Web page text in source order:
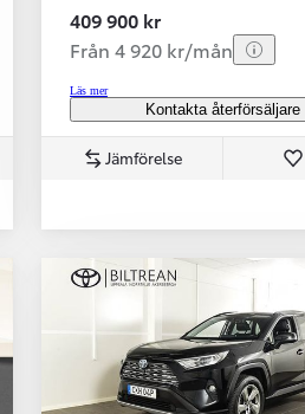
409 900 kr
Från 4 920 kr/mån
Läs mer
Kontakta återförsäljare
Jämförelse